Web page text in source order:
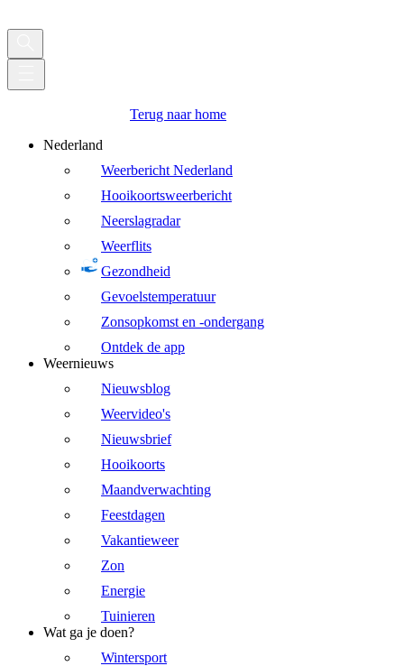
Terug naar home
Nederland
Weerbericht Nederland
Hooikoortsweerbericht
Neerslagradar
Weerflits
Gezondheid
Gevoelstemperatuur
Zonsopkomst en -ondergang
Ontdek de app
Weernieuws
Nieuwsblog
Weervideo's
Nieuwsbrief
Hooikoorts
Maandverwachting
Feestdagen
Vakantieweer
Zon
Energie
Tuinieren
Wat ga je doen?
Wintersport